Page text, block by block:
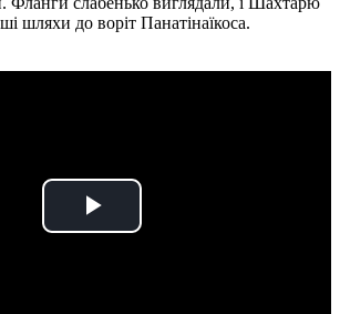
шляхи до воріт Панатінаїкоса.
Play